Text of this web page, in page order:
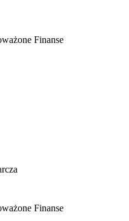
Finanse
Finanse